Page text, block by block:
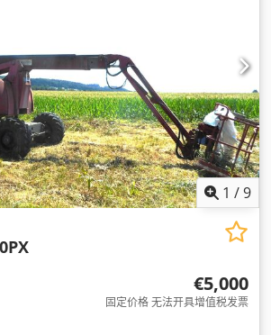
1 /9
€5,000
固定价格 无法开具增值税发票